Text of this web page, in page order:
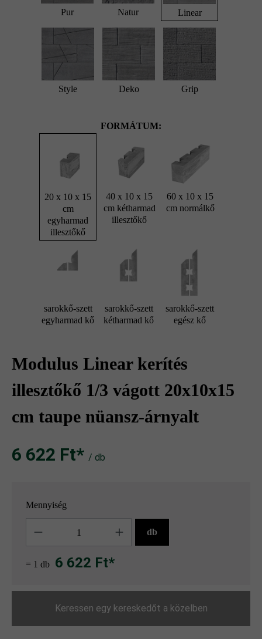
Pur Natur Linear
Style Deko Grip
FORMÁTUM:
20 x 10 x 15
cm
egyharmad
illesztőkő
40 x 10 x 15
cm kétharmad
illesztőkő
60 x 10 x 15
cm normálkő
sarokkő-szett
egyharmad kő
sarokkő-szett
kétharmad kő
sarokkő-szett
egész kő
Modulus Linear kerítés
illesztőkő 1/3 vágott 20x10x15
cm taupe nüansz-árnyalt
6 622 Ft‎‎‎* / db
Mennyiség
db
= 1 db 6 622 Ft*
Keressen egy kereskedőt a közelben